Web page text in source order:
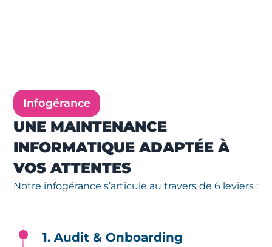
Infogérance
UNE MAINTENANCE
INFORMATIQUE ADAPTÉE À
VOS ATTENTES
Notre infogérance s’articule au travers de 6 leviers :
1. Audit & Onboarding